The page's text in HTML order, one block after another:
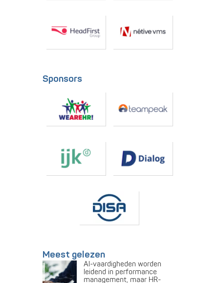
Sponsors
Meest gelezen
AI-vaardigheden worden
leidend in performance
management, maar HR-